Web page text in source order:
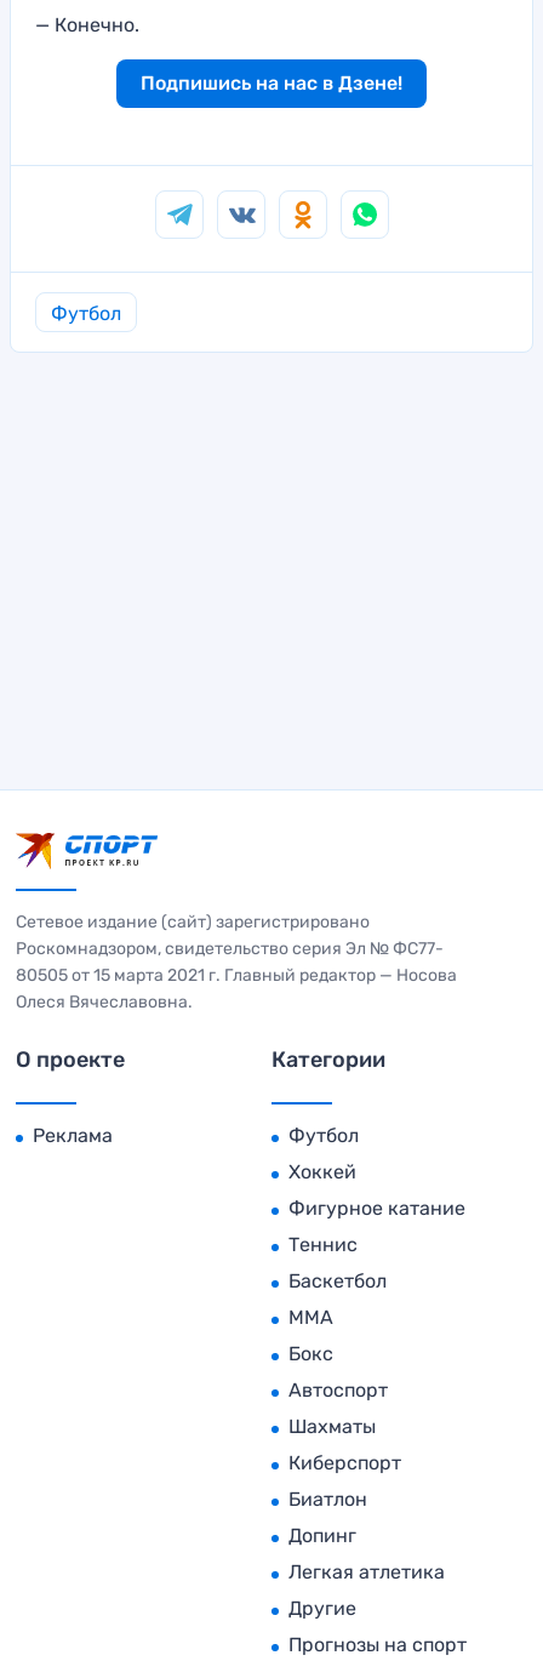
— Конечно.
Подпишись на нас в Дзене!
Футбол
Сетевое издание (сайт) зарегистрировано
Роскомнадзором, свидетельство серия Эл № ФС77-
80505 от 15 марта 2021 г. Главный редактор — Носова
Олеся Вячеславовна.
О проекте
Реклама
Категории
Футбол
Хоккей
Фигурное катание
Теннис
Баскетбол
MMA
Бокс
Автоспорт
Шахматы
Киберспорт
Биатлон
Допинг
Легкая атлетика
Другие
Прогнозы на спорт